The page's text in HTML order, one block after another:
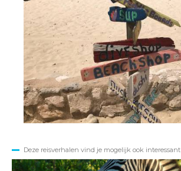
Deze reisverhalen vind je mogelijk ook interessant